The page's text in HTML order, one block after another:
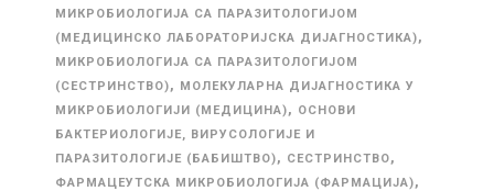
МИКРОБИОЛОГИЈА СА ПАРАЗИТОЛОГИЈОМ
(МЕДИЦИНСКО ЛАБОРАТОРИЈСКА ДИЈАГНОСТИКА),
МИКРОБИОЛОГИЈА СА ПАРАЗИТОЛОГИЈОМ
(СЕСТРИНСТВО), МОЛЕКУЛАРНА ДИЈАГНОСТИКА У
МИКРОБИОЛОГИЈИ (МЕДИЦИНА), ОСНОВИ
БАКТЕРИОЛОГИЈЕ, ВИРУСОЛОГИЈЕ И
ПАРАЗИТОЛОГИЈЕ (БАБИШТВО), СЕСТРИНСТВО,
ФАРМАЦЕУТСКА МИКРОБИОЛОГИЈА (ФАРМАЦИЈА),